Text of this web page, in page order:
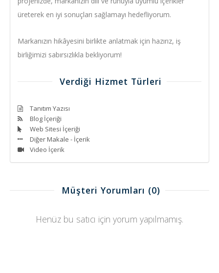
üreterek en iyi sonuçları sağlamayı hedefliyorum.
Markanızın hikâyesini birlikte anlatmak için hazırız, iş
birliğimizi sabırsızlıkla bekliyorum!
Verdiği Hizmet Türleri
Tanıtım Yazısı
Blog İçeriği
Web Sitesi İçeriği
Diğer Makale - İçerik
Video İçerik
Müşteri Yorumları (0)
Henüz bu satıcı için yorum yapılmamış.